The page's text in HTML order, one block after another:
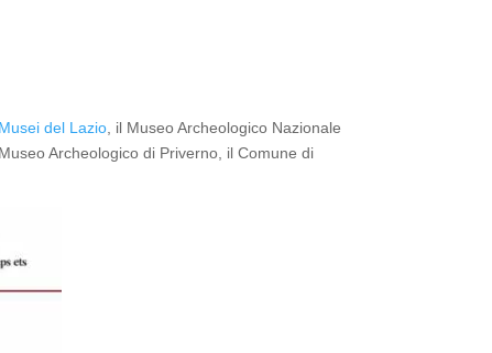
del Lazio , il Museo Archeologico Nazionale
Museo Archeologico di Priverno, il Comune di